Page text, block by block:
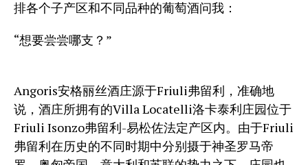
排各个子产区和不同品种的葡萄酒问我：
“想要尝尝哪支？”
Angoris安格丽丝酒庄源于Friuli弗留利，准确地
说，酒庄所拥有的Villa Locatelli洛卡泰利庄园位于
Friuli Isonzo弗留利-易松佐法定产区内。由于Friuli
弗留利在历史的不同时期中分别摄于神圣罗马帝